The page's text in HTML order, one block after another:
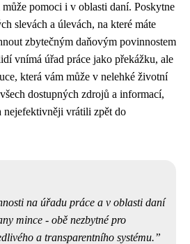
pomoci i v oblasti daní. Poskytne
slevách a úlevách, na které máte
zbytečným daňovým povinnostem
vnímá úřad práce jako překážku, ale
která vám může v nelehké životní
dostupných zdrojů a informací,
nejefektivněji vrátili zpět do
na úřadu práce a v oblasti daní
mince - obě nezbytné pro
a transparentního systému.